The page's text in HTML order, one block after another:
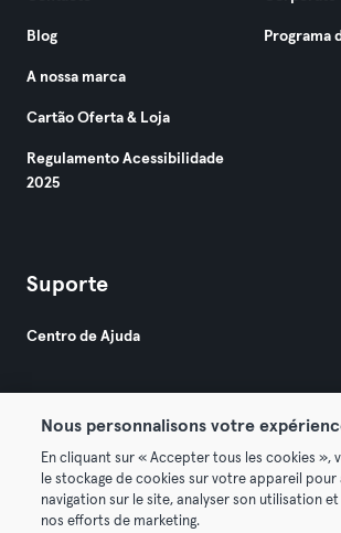
Blog
A nossa marca
Cartão Oferta & Loja
Regulamento Acessibilidade
2025
Programa
Suporte
Centro de Ajuda
© 2026 Urban Sports Group GmbH. All
Termos & Condições
Nous personnalisons votre
En cliquant sur « Accepter tous les cookies »,
le stockage de cookies sur votre appareil pour
navigation sur le site, analyser son utilisation
nos efforts de marketing.